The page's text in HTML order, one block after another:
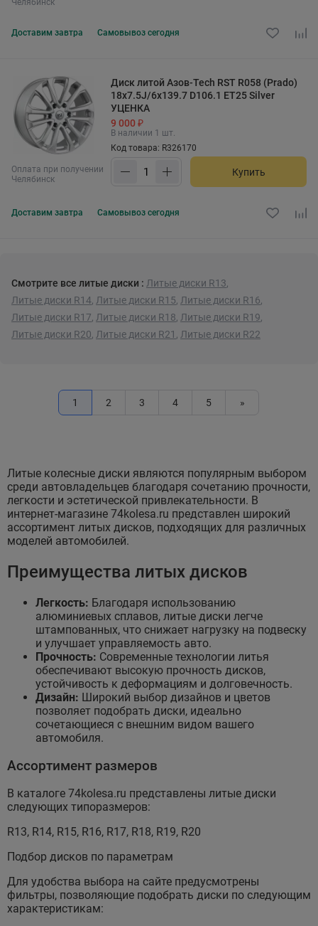
Челябинск
Доставим завтра Самовывоз сегодня
Оплата при получении
Челябинск
Диск литой Азов-Tech RST R058 (Prado)
18x7.5J/6x139.7 D106.1 ET25 Silver
УЦЕНКА
9 000 ₽
В наличии 1 шт.
Код товара: R326170
Купить
Доставим завтра Самовывоз сегодня
Смотрите все литые диски : Литые диски R13,
Литые диски R14, Литые диски R15, Литые диски R16,
Литые диски R17, Литые диски R18, Литые диски R19,
Литые диски R20, Литые диски R21 , Литые диски R22
1 2 3 4 5 »
Литые колесные диски являются популярным выбором
среди автовладельцев благодаря сочетанию прочности,
легкости и эстетической привлекательности. В
интернет-магазине 74kolesa.ru представлен широкий
ассортимент литых дисков, подходящих для различных
моделей автомобилей.
Преимущества литых дисков
Легкость: Благодаря использованию
алюминиевых сплавов, литые диски легче
штампованных, что снижает нагрузку на подвеску
и улучшает управляемость авто.
Прочность: Современные технологии литья
обеспечивают высокую прочность дисков,
устойчивость к деформациям и долговечность.
Дизайн: Широкий выбор дизайнов и цветов
позволяет подобрать диски, идеально
сочетающиеся с внешним видом вашего
автомобиля.
Ассортимент размеров
В каталоге 74kolesa.ru представлены литые диски
следующих типоразмеров:
R13, R14, R15, R16, R17, R18, R19, R20
Подбор дисков по параметрам
Для удобства выбора на сайте предусмотрены
фильтры, позволяющие подобрать диски по следующим
характеристикам: